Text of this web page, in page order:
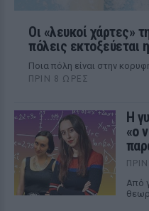
Οι «λευκοί χάρτες»
πόλεις εκτοξεύεται
Ποια πόλη είναι στην
ΠΡΙΝ 8 ΏΡΕΣ
Η
«ο
Από